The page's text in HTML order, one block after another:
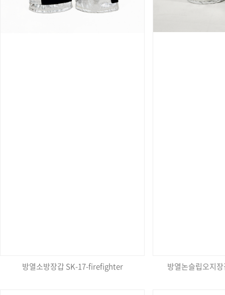
방열소방장갑 SK-17-firefighter 방열논슬립오지